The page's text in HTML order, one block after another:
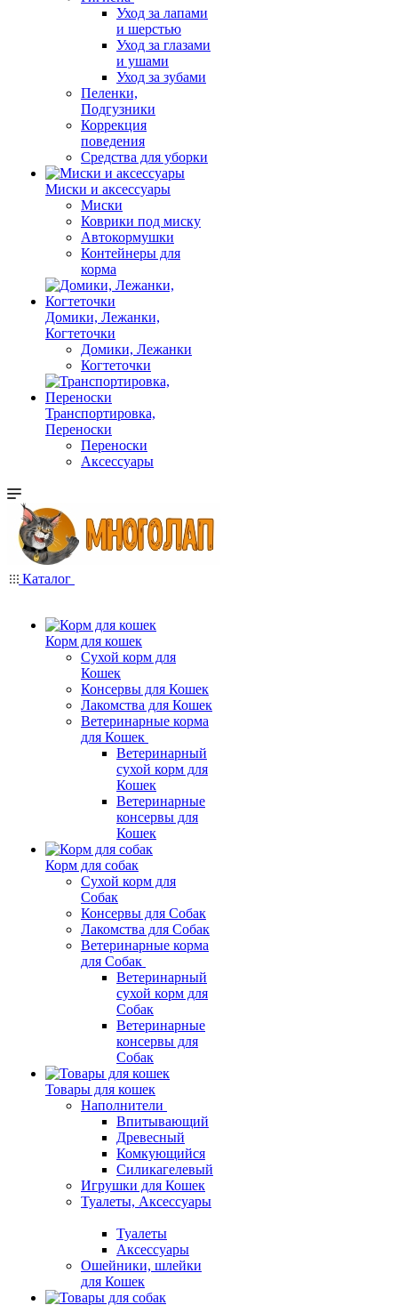
Уход за лапами
и шерстью
Уход за глазами
и ушами
Уход за зубами
Пеленки,
Подгузники
Коррекция
поведения
Средства для уборки
Миски и аксессуары
Миски
Коврики под миску
Автокормушки
Контейнеры для
корма
Домики, Лежанки,
Когтеточки
Домики, Лежанки
Когтеточки
Транспортировка,
Переноски
Переноски
Аксессуары
Каталог
Корм для кошек
Сухой корм для
Кошек
Консервы для Кошек
Лакомства для Кошек
Ветеринарные корма
для Кошек
Ветеринарный
сухой корм для
Кошек
Ветеринарные
консервы для
Кошек
Корм для собак
Сухой корм для
Собак
Консервы для Собак
Лакомства для Собак
Ветеринарные корма
для Собак
Ветеринарный
сухой корм для
Собак
Ветеринарные
консервы для
Собак
Товары для кошек
Наполнители
Впитывающий
Древесный
Комкующийся
Силикагелевый
Игрушки для Кошек
Туалеты, Аксессуары
Туалеты
Аксессуары
Ошейники, шлейки
для Кошек